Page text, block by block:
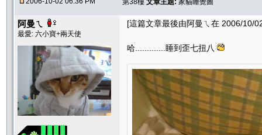
第38樓 文章主題: 家貓睡覺圖
阿曼ㄟ
最愛: 六小寶+兩天使
[這篇文章最後由阿曼ㄟ在 2006/10/
哈.............睡到歪七扭八